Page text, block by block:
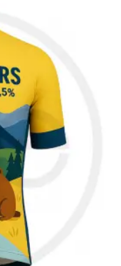
Les
options
peuvent
être
choisies
sur
la
page
produit